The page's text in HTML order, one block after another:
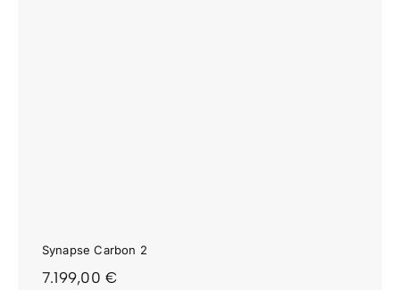
Synapse Carbon 2
7.199,00€